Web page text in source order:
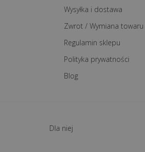
Wysyłka i dostawa
Zwrot / Wymiana towaru
Regulamin sklepu
Polityka prywatności
Blog
Dla niej